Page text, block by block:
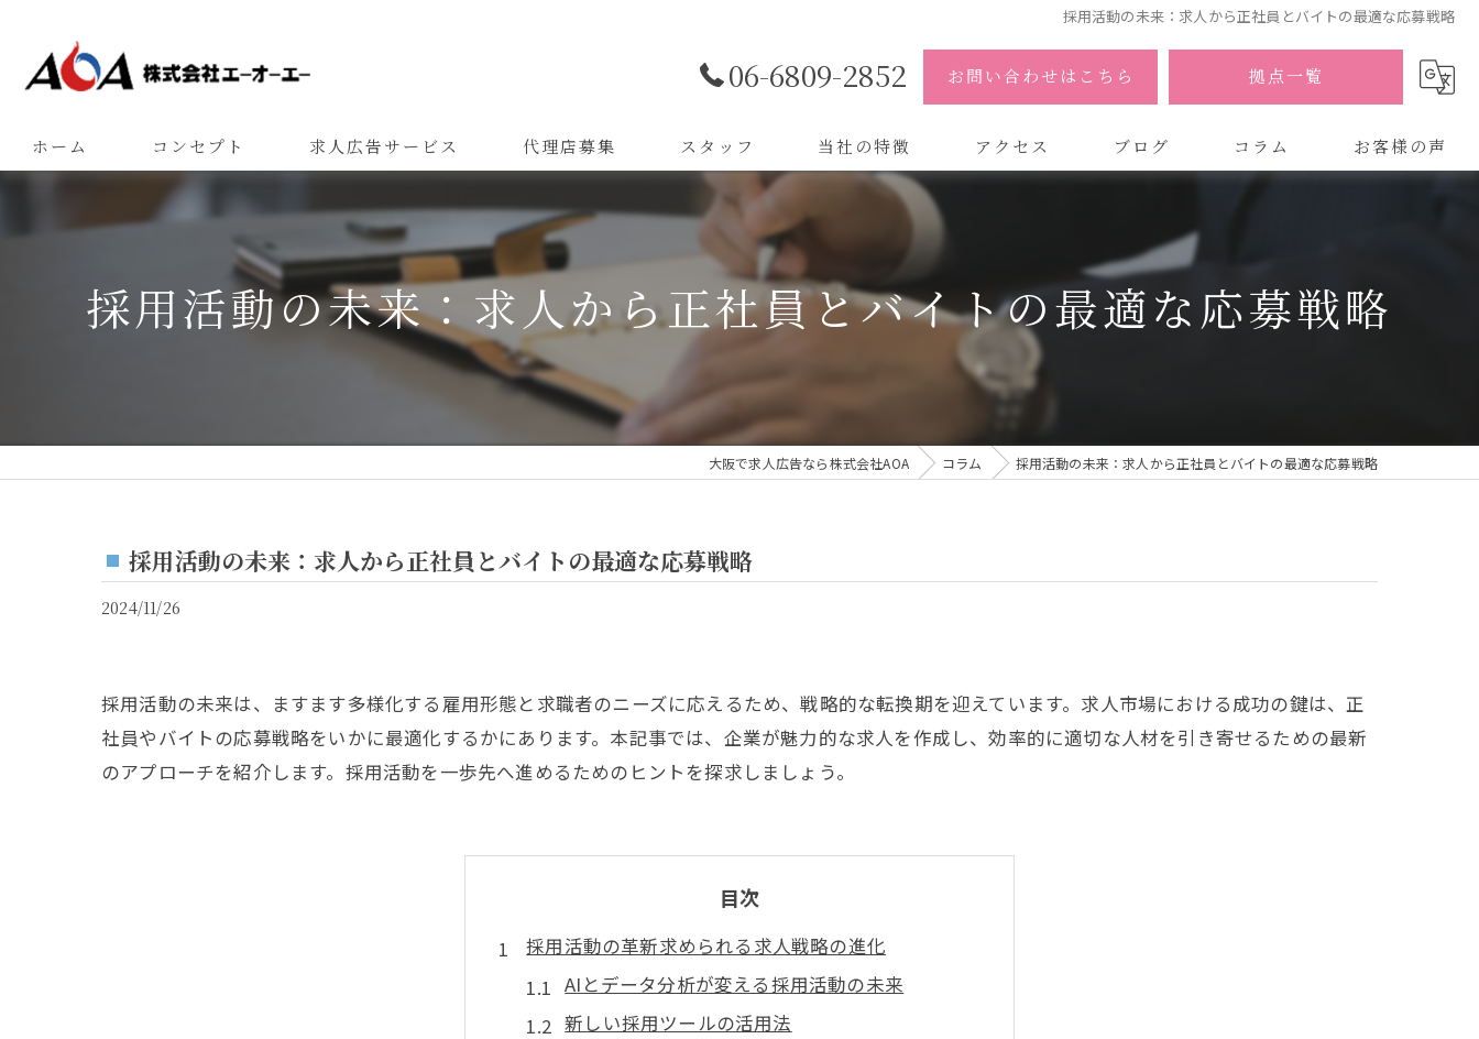
採用活動の未来：求人から正社員とバイトの最適な応募戦略
06-6809-2852 お問い合わせはこちら 拠点一覧
ホーム コンセプト 求人広告サービス 代理店募集 スタッフ 当社の特徴
代理店
バイトル
アクセス
株式会社AOA 東京 渋谷オフィス
株式会社AOA 南森町オフィス
ブログ コラム お客様の声
採用活動の未来：求人から正社員とバイトの最適な応募戦略
大阪で求人広告なら株式会社AOA コラム 採用活動の未来：求人から正社員とバイトの最適な応募戦略
採用活動の未来：求人から正社員とバイトの最適な応募戦略
2024/11/26
採用活動の未来は、ますます多様化する雇用形態と求職者のニーズに応えるため、戦略的な転換期を迎えています。求人市場における成功の鍵は、正
社員やバイトの応募戦略をいかに最適化するかにあります。本記事では、企業が魅力的な求人を作成し、効率的に適切な人材を引き寄せるための最新
のアプローチを紹介します。採用活動を一歩先へ進めるためのヒントを探求しましょう。
目次
採用活動の革新求められる求人戦略の進化
AIとデータ分析が変える採用活動の未来
新しい採用ツールの活用法